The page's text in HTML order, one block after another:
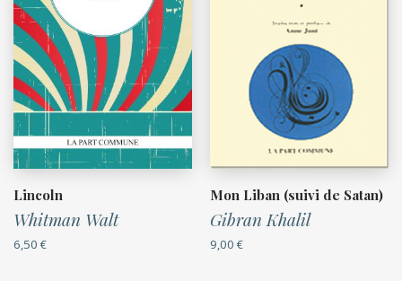
Lincoln
Whitman Walt
6,50 €
Mon Liban (suivi de Satan)
Gibran Khalil
9,00 €